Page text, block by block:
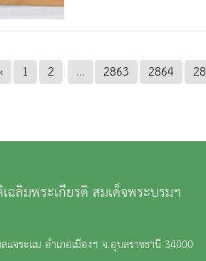
‹ 1 2 ... 2863 2864
ฉลิมพระเกียรติ สมเด็จพระบรมฯ
แจระแม อำเภอเมืองฯ จ.อุบลราชธานี 34000